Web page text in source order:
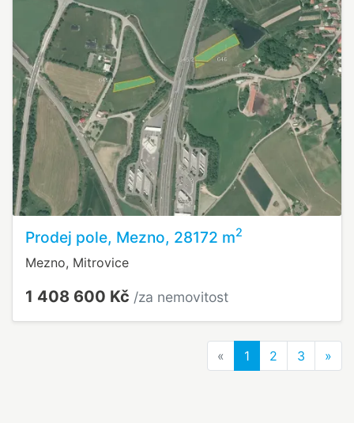
Prodej pole, Mezno, 28172 m2
Mezno, Mitrovice
1 408 600 Kč /za nemovitost
« Previous
1 2 3 »